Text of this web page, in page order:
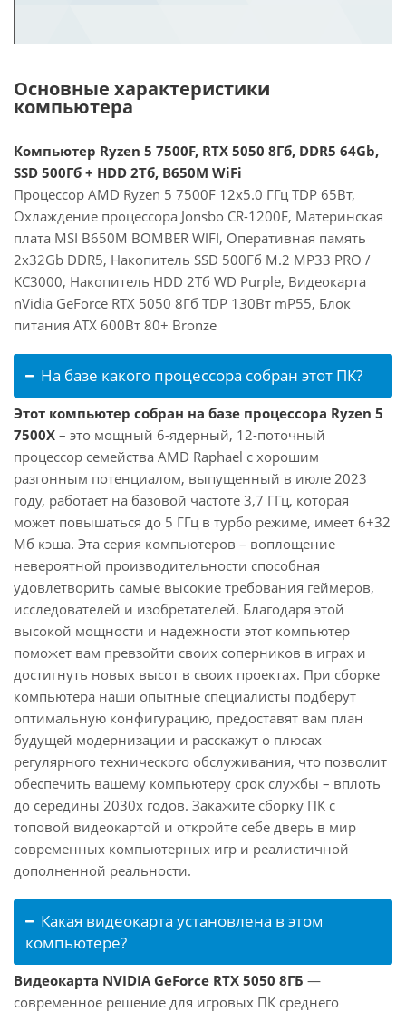
Основные характеристики
компьютера
Компьютер Ryzen 5 7500F, RTX 5050 8Гб, DDR5 64Gb,
SSD 500Гб + HDD 2Тб, B650M WiFi
Процессор AMD Ryzen 5 7500F 12x5.0 ГГц TDP 65Вт,
Охлаждение процессора Jonsbo CR-1200E, Материнская
плата MSI B650M BOMBER WIFI, Оперативная память
2x32Gb DDR5, Накопитель SSD 500Гб M.2 MP33 PRO /
KC3000, Накопитель HDD 2Тб WD Purple, Видеокарта
nVidia GeForce RTX 5050 8Гб TDP 130Вт mP55, Блок
питания ATX 600Вт 80+ Bronze
На базе какого процессора собран этот ПК?
Этот компьютер собран на базе процессора Ryzen 5
7500X – это мощный 6-ядерный, 12-поточный
процессор семейства AMD Raphael с хорошим
разгонным потенциалом, выпущенный в июле 2023
году, работает на базовой частоте 3,7 ГГц, которая
может повышаться до 5 ГГц в турбо режиме, имеет 6+32
Мб кэша. Эта серия компьютеров – воплощение
невероятной производительности способная
удовлетворить самые высокие требования геймеров,
исследователей и изобретателей. Благодаря этой
высокой мощности и надежности этот компьютер
поможет вам превзойти своих соперников в играх и
достигнуть новых высот в своих проектах. При сборке
компьютера наши опытные специалисты подберут
оптимальную конфигурацию, предоставят вам план
будущей модернизации и расскажут о плюсах
регулярного технического обслуживания, что позволит
обеспечить вашему компьютеру срок службы – вплоть
до середины 2030х годов. Закажите сборку ПК с
топовой видеокартой и откройте себе дверь в мир
современных компьютерных игр и реалистичной
дополненной реальности.
Какая видеокарта установлена в этом
компьютере?
Видеокарта NVIDIA GeForce RTX 5050 8ГБ —
современное решение для игровых ПК среднего